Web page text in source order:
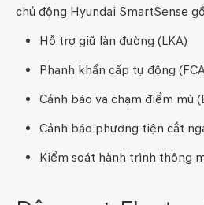
chủ động Hyundai SmartSense
Hỗ trợ giữ làn đường (LKA)
Phanh khẩn cấp tự động
Cảnh báo va chạm điểm mù
Cảnh báo phương tiện cắt
Kiểm soát hành trình thông